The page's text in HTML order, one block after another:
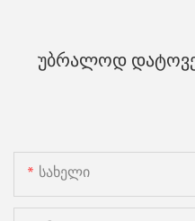
უბრალოდ
Სახელი